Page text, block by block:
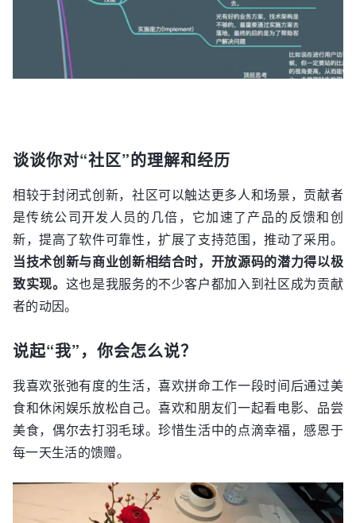
谈谈你对“社区”的理解和经历
相较于封闭式创新，社区可以触达更多人和场景，贡献者
是传统公司开发人员的几倍，它加速了产品的反馈和创
新，提高了软件可靠性，扩展了支持范围，推动了采用。
当技术创新与商业创新相结合时，开放源码的潜力得以极
致实现。 这也是我服务的不少客户都加入到社区成为贡献
者的动因。
说起“我”，你会怎么说？
我喜欢张弛有度的生活，喜欢拼命工作一段时间后通过美
食和休闲娱乐放松自己。喜欢和朋友们一起看电影、品尝
美食，偶尔去打羽毛球。珍惜生活中的点滴幸福，感恩于
每一天生活的馈赠。